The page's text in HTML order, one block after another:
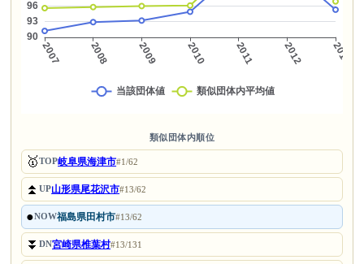
類似団体内順位
🥇TOP岐阜県海津市#1/62
⏫UP山形県尾花沢市#13/62
●NOW福島県田村市#13/62
⏬DN宮崎県椎葉村#13/131